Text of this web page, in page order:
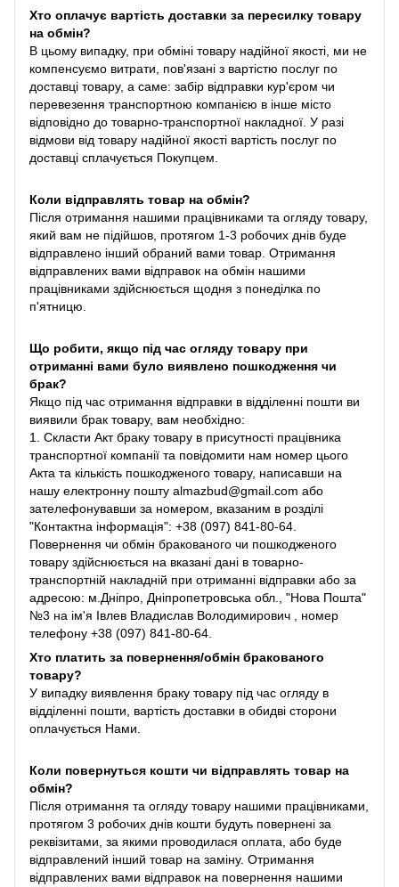
Хто оплачує вартість доставки за пересилку товару
на обмін?
В цьому випадку, при обміні товару надійної якості, ми не
компенсуємо витрати, пов'язані з вартістю послуг по
доставці товару, а саме: забір відправки кур'єром чи
перевезення транспортною компанією в інше місто
відповідно до товарно-транспортної накладної. У разі
відмови від товару надійної якості вартість послуг по
доставці сплачується Покупцем.
Коли відправлять товар на обмін?
Після отримання нашими працівниками та огляду товару,
який вам не підійшов, протягом 1-3 робочих днів буде
відправлено інший обраний вами товар. Отримання
відправлених вами відправок на обмін нашими
працівниками здійснюється щодня з понеділка по
п'ятницю.
Що робити, якщо під час огляду товару при
отриманні вами було виявлено пошкодження чи
брак?
Якщо під час отримання відправки в відділенні пошти ви
виявили брак товару, вам необхідно:
1. Скласти Акт браку товару в присутності працівника
транспортної компанії та повідомити нам номер цього
Акта та кількість пошкодженого товару, написавши на
нашу електронну пошту almazbud@gmail.com або
зателефонувавши за номером, вказаним в розділі
"Контактна інформація": +38 (097) 841-80-64.
Повернення чи обмін бракованого чи пошкодженого
товару здійснюється на вказані дані в товарно-
транспортній накладній при отриманні відправки або за
адресою: м.Дніпро, Дніпропетровська обл., "Нова Пошта"
№3 на ім'я Івлев Владислав Володимирович , номер
телефону +38 (097) 841-80-64.
Хто платить за повернення/обмін бракованого
товару?
У випадку виявлення браку товару під час огляду в
відділенні пошти, вартість доставки в обидві сторони
оплачується Нами.
Коли повернуться кошти чи відправлять товар на
обмін?
Після отримання та огляду товару нашими працівниками,
протягом 3 робочих днів кошти будуть повернені за
реквізитами, за якими проводилася оплата, або буде
відправлений інший товар на заміну. Отримання
відправлених вами відправок на повернення нашими